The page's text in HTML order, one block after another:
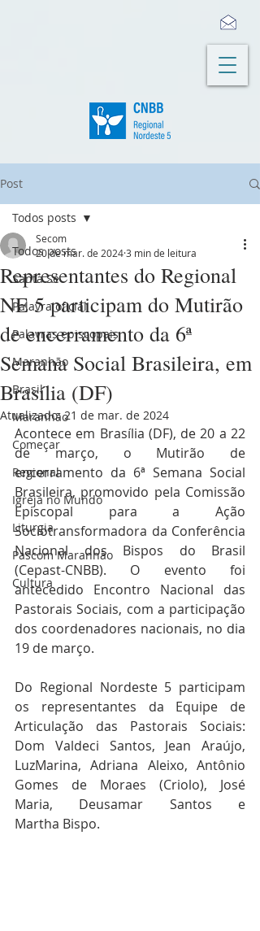
Post
Todos posts
Santa Sé
Palavra oficial
Palavras episcopais
Maranhão
Brasil
Maranhão
Começar
Regional
Igreja no Mundo
Liturgia
Pascom Maranhão
Cultura
Todos posts
Representantes do Regional
NE 5 participam do Mutirão
de encerramento da 6ª
Semana Social Brasileira, em
Brasília (DF)
Secom
20 de mar. de 20243 min de leitura
Atualizado:21 de mar. de 2024
Acontece em Brasília (DF), de 20 a 22
de março, o Mutirão de
encerramento da 6ª Semana Social
Brasileira, promovido pela Comissão
Episcopal para a Ação
Sociotransformadora da Conferência
Nacional dos Bispos do Brasil
(Cepast-CNBB). O evento foi
antecedido Encontro Nacional das
Pastorais Sociais, com a participação
dos coordenadores nacionais, no dia
19 de março.
Do Regional Nordeste 5 participam
os representantes da Equipe de
Articulação das Pastorais Sociais:
Dom Valdeci Santos, Jean Araújo,
LuzMarina, Adriana Aleixo, Antônio
Gomes de Moraes (Criolo), José
Maria, Deusamar Santos e
Martha Bispo.